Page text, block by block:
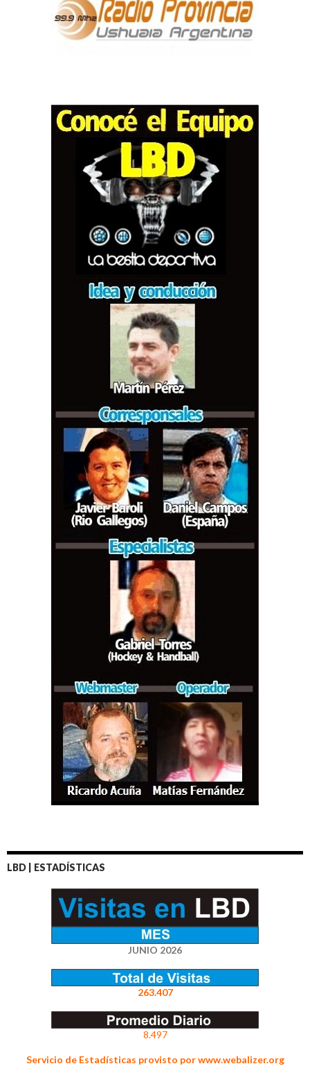
LBD | ESTADÍSTICAS
JUNIO 2026
263.407
8.497
Servicio de Estadísticas provisto por www.webalizer.org